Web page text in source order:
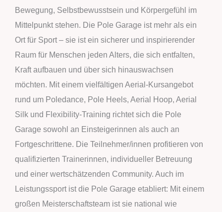
Bewegung, Selbstbewusstsein und Körpergefühl im
Mittelpunkt stehen. Die Pole Garage ist mehr als ein
Ort für Sport – sie ist ein sicherer und inspirierender
Raum für Menschen jeden Alters, die sich entfalten,
Kraft aufbauen und über sich hinauswachsen
möchten. Mit einem vielfältigen Aerial-Kursangebot
rund um Poledance, Pole Heels, Aerial Hoop, Aerial
Silk und Flexibility-Training richtet sich die Pole
Garage sowohl an Einsteigerinnen als auch an
Fortgeschrittene. Die Teilnehmer/innen profitieren von
qualifizierten Trainerinnen, individueller Betreuung
und einer wertschätzenden Community. Auch im
Leistungssport ist die Pole Garage etabliert: Mit einem
großen Meisterschaftsteam ist sie national wie